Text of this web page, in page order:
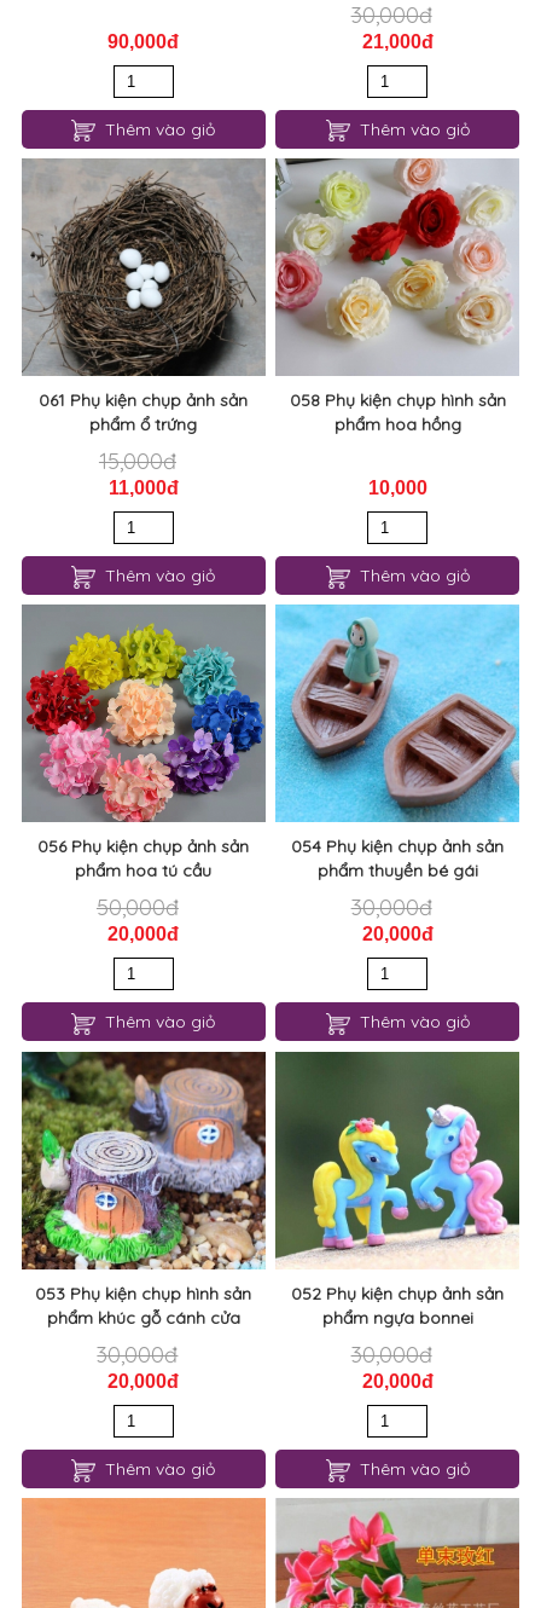
90,000đ
Thêm vào giỏ
30,000đ
21,000đ
Thêm vào giỏ
061 Phụ kiện chụp ảnh sản
phẩm ổ trứng
15,000đ
11,000đ
Thêm vào giỏ
058 Phụ kiện chụp hình sản
phẩm hoa hồng
10,000
Thêm vào giỏ
056 Phụ kiện chụp ảnh sản
phẩm hoa tú cầu
50,000đ
20,000đ
Thêm vào giỏ
054 Phụ kiện chụp ảnh sản
phẩm thuyền bé gái
30,000đ
20,000đ
Thêm vào giỏ
053 Phụ kiện chụp hình sản
phẩm khúc gỗ cánh cửa
30,000đ
20,000đ
Thêm vào giỏ
052 Phụ kiện chụp ảnh sản
phẩm ngựa bonnei
30,000đ
20,000đ
Thêm vào giỏ